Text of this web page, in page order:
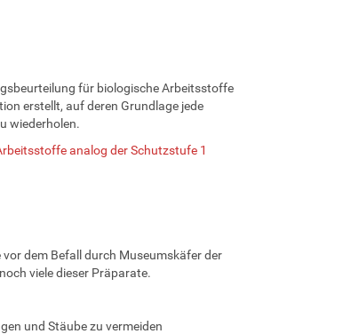
für biologische Arbeitsstoffe
erstellt, auf deren Grundlage jede
wiederholen.
analog der Schutzstufe 1
dem Befall durch Museumskäfer der
viele dieser Präparate.
und Stäube zu vermeiden